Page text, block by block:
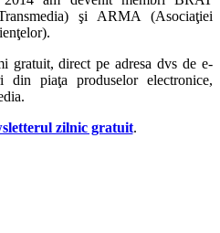
şi ARMA (Asociaţiei
gratuit, direct pe adresa dvs de e-
piaţa produselor electronice,
zilnic gratuit.